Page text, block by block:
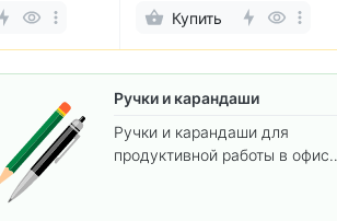
Купить
Ручки и карандаши
Ручки и карандаши для
продуктивной работы в офисе